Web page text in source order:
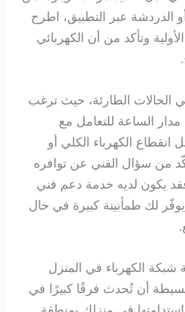
الدردشة عبر التطبيق، اطرح
وتأكد من أن الكهربائي
الحالات الطارئة، حيث ترغب
الساعة للتعامل مع
انقطاع الكهرباء الكلي أو
من سؤال الفني عن توافره
يكون لديه خدمة دعم فني
لك طمأنينة كبيرة في حال
شبكة الكهرباء في المنزل
أن تُحدث فرقًا كبيرًا في